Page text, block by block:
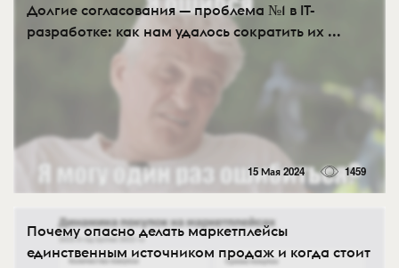
Долгие согласования — проблема №1 в IT-
разработке: как нам удалось сократить их ...
15 Мая 2024 1459
Почему опасно делать маркетплейсы
единственным источником продаж и когда стоит